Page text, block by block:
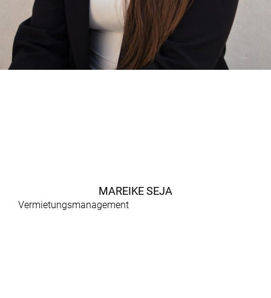
MAREIKE SEJA
Vermietungsmanagement